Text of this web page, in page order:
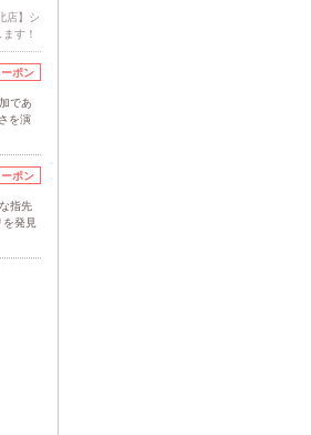
店】シ
す！
ポン
であ
を演
ポン
指先
発見